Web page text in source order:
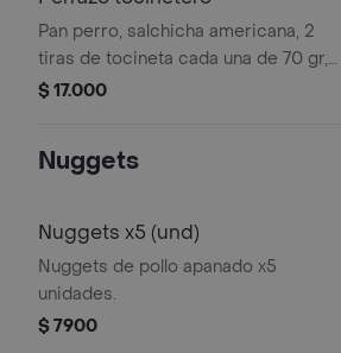
Pan perro, salchicha americana, 2
tiras de tocineta cada una de 70 gr,
cebolla grille, queso gratinado, papa
$ 17.000
Nuggets
Nuggets x5 (und)
Nuggets de pollo apanado x5
unidades.
$ 7900